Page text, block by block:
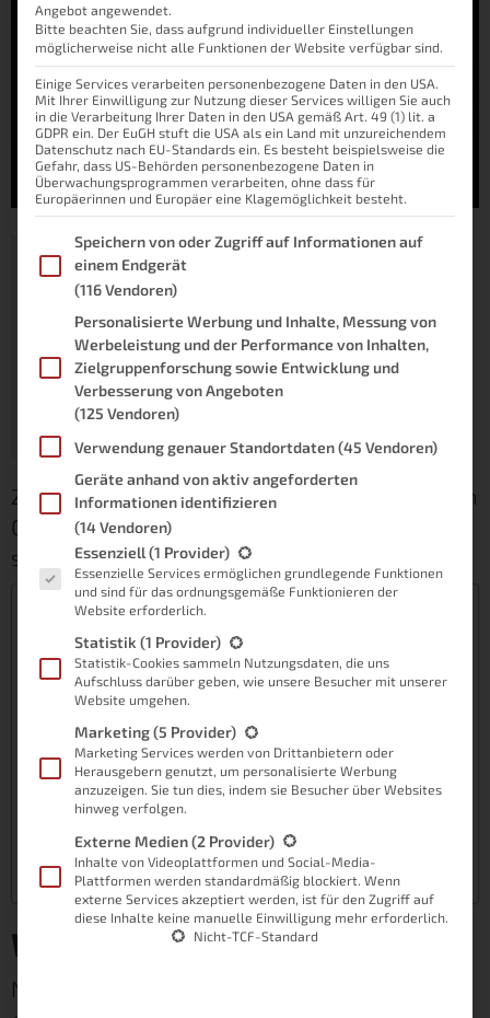
Dein Akku ist nicht mehr der Neueste? Kein
Problem! Wir drosseln die Leistung deines
Smartphones. Du kommst zwar mit weniger
Energieverbrauch durch den Tag, brauchst aber
zum Schreiben deiner Nachricht auch 3x so viel
Gefällt dir nicht? Wieso? Wir finden das super!
Zugegeben, das Szenario ist provokant. Aber im
Grunde gar nicht so falsch. Höchstens etwas
sehr überspitzt.
Inhaltsverzeichnis
Worum geht es eigentlich?
Akkus im Allgemeinen – der Verschleiß
Der Skandal – die iPhone Drosselung
Apples Reaktion aufs Geschehen
Das nächste riesige Problem
Geld, Geld, Geld – Apple soll bluten
Ist es das Ende von Apple?
Teste dein Gerät!
Worum geht es eigentlich?
Nun, vor einiger Zeit kam zu Tage, dass Apple
Angebot angewendet.
Bitte beachten Sie, dass aufgrund individueller Einstellungen
möglicherweise nicht alle Funktionen der Website verfügbar sind.
Einige Services verarbeiten personenbezogene Daten in den USA.
Mit Ihrer Einwilligung zur Nutzung dieser Services willigen Sie auch
in die Verarbeitung Ihrer Daten in den USA gemäß Art. 49 (1) lit. a
GDPR ein. Der EuGH stuft die USA als ein Land mit unzureichendem
Datenschutz nach EU-Standards ein. Es besteht beispielsweise die
Gefahr, dass US-Behörden personenbezogene Daten in
Überwachungsprogrammen verarbeiten, ohne dass für
Europäerinnen und Europäer eine Klagemöglichkeit besteht.
Im Folgenden finden Sie eine Liste der Zwecke des IAB
Speichern von oder Zugriff auf Informationen auf
einem Endgerät
(116 Vendoren)
Personalisierte Werbung und Inhalte, Messung von
Werbeleistung und der Performance von Inhalten,
Zielgruppenforschung sowie Entwicklung und
Verbesserung von Angeboten
(125 Vendoren)
Verwendung genauer Standortdaten(45 Vendoren)
Geräte anhand von aktiv angeforderten
Informationen identifizieren
(14 Vendoren)
Es folgt eine Liste der Service-Gruppen, für die eine
Essenziell(1 Provider)
Essenzielle Services ermöglichen grundlegende Funktionen
und sind für das ordnungsgemäße Funktionieren der
Website erforderlich.
Statistik (1 Provider)
Statistik-Cookies sammeln Nutzungsdaten, die uns
Aufschluss darüber geben, wie unsere Besucher mit unserer
Website umgehen.
Marketing(5 Provider)
Marketing Services werden von Drittanbietern oder
Herausgebern genutzt, um personalisierte Werbung
anzuzeigen. Sie tun dies, indem sie Besucher über Websites
hinweg verfolgen.
Externe Medien(2 Provider)
Inhalte von Videoplattformen und Social-Media-
Plattformen werden standardmäßig blockiert. Wenn
externe Services akzeptiert werden, ist für den Zugriff auf
diese Inhalte keine manuelle Einwilligung mehr erforderlich.
Nicht-TCF-Standard